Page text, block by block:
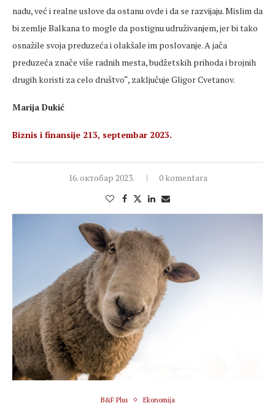
nadu, već i realne uslove da ostanu ovde i da se razvijaju. Mislim da
bi zemlje Balkana to mogle da postignu udruživanjem, jer bi tako
osnažile svoja preduzeća i olakšale im poslovanje. A jača
preduzeća znače više radnih mesta, budžetskih prihoda i brojnih
drugih koristi za celo društvo“, zaključuje Gligor Cvetanov.
Marija Dukić
Biznis i finansije 213, septembar 2023.
16. октобар 2023. 0 komentara
B&F Plus Ekonomija